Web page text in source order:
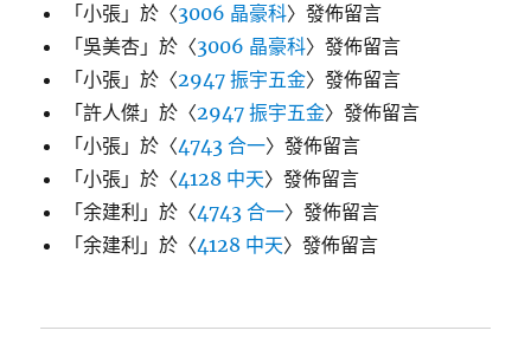
「小張 」於〈3006 晶豪科〉發佈留言
「吳美杏 」於〈3006 晶豪科〉發佈留言
「小張 」於〈2947 振宇五金〉發佈留言
「許人傑 」於〈2947 振宇五金〉發佈留言
「小張 」於〈4743 合一〉發佈留言
「小張 」於〈4128 中天〉發佈留言
「余建利 」於〈4743 合一〉發佈留言
「余建利 」於〈4128 中天〉發佈留言